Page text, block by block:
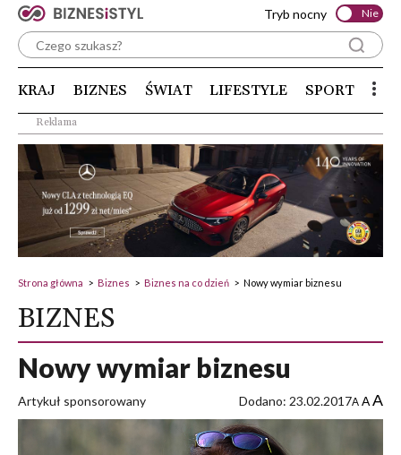
Tryb nocny Nie
KRAJ BIZNES ŚWIAT LIFESTYLE SPORT
Reklama
Strona główna > Biznes > Biznes na co dzień > Nowy wymiar biznesu
BIZNES
Nowy wymiar biznesu
Artykuł sponsorowany Dodano: 23.02.2017A AA